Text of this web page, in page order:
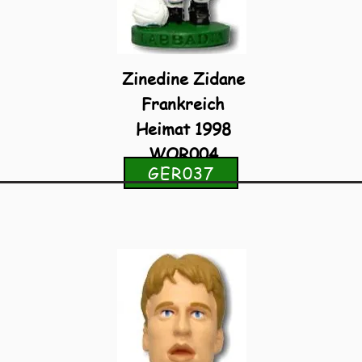
Zinedine Zidane
Frankreich
Heimat 1998
WOR004
GER037